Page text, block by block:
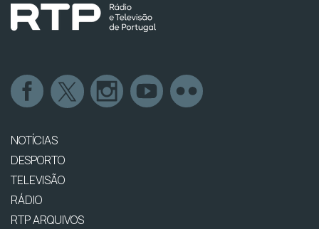
NOTÍCIAS
DESPORTO
TELEVISÃO
RÁDIO
RTP ARQUIVOS